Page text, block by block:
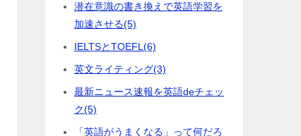
潜在意識の書き換えで英語学習を
加速させる(5)
IELTSとTOEFL (6)
英文ライティング(3)
最新ニュース速報を英語deチェッ
ク(5)
「英語がうまくなる」って何だろ